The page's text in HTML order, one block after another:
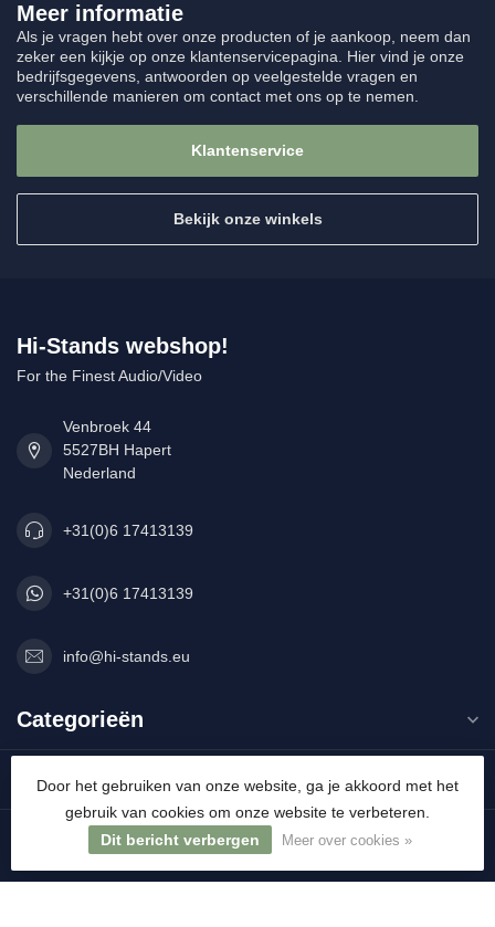
Meer informatie
Als je vragen hebt over onze producten of je aankoop, neem dan
zeker een kijkje op onze klantenservicepagina. Hier vind je onze
bedrijfsgegevens, antwoorden op veelgestelde vragen en
verschillende manieren om contact met ons op te nemen.
Klantenservice
Bekijk onze winkels
Hi-Stands webshop!
For the Finest Audio/Video
Venbroek 44
5527BH Hapert
Nederland
+31(0)6 17413139
+31(0)6 17413139
info@hi-stands.eu
Categorieën
Informatie
Mijn account
Door het gebruiken van onze website, ga je akkoord met het
gebruik van cookies om onze website te verbeteren.
Dit bericht verbergen
Meer over cookies »